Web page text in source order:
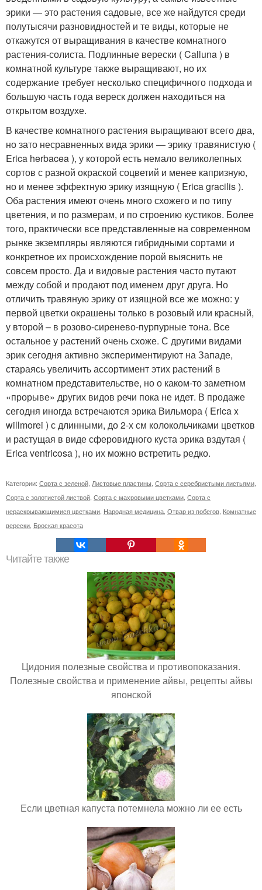
эрики — это растения садовые, все же найдутся среди
полутысячи разновидностей и те виды, которые не
откажутся от выращивания в качестве комнатного
растения-солиста. Подлинные верески ( Calluna ) в
комнатной культуре также выращивают, но их
содержание требует несколько специфичного подхода и
большую часть года вереск должен находиться на
открытом воздухе.
В качестве комнатного растения выращивают всего два,
но зато несравненных вида эрики — эрику травянистую (
Erica herbacea ), у которой есть немало великолепных
сортов с разной окраской соцветий и менее капризную,
но и менее эффектную эрику изящную ( Erica gracilis ).
Оба растения имеют очень много схожего и по типу
цветения, и по размерам, и по строению кустиков. Более
того, практически все представленные на современном
рынке экземпляры являются гибридными сортами и
конкретное их происхождение порой выяснить не
совсем просто. Да и видовые растения часто путают
между собой и продают под именем друг друга. Но
отличить травяную эрику от изящной все же можно: у
первой цветки окрашены только в розовый или красный,
у второй – в розово-сиренево-пурпурные тона. Все
остальное у растений очень схоже. С другими видами
эрик сегодня активно экспериментируют на Западе,
стараясь увеличить ассортимент этих растений в
комнатном представительстве, но о каком-то заметном
«прорыве» других видов речи пока не идет. В продаже
сегодня иногда встречаются эрика Вильмора ( Erica x
willmorei ) с длинными, до 2-х см колокольчиками цветков
и растущая в виде сферовидного куста эрика вздутая (
Erica ventricosa ), но их можно встретить редко.
Категории: Сорта с зеленой Листовые пластины Сорта с серебристыми листьями
Сорта с золотистой листвой Сорта с махровыми цветками Сорта с
нераскрывающимися цветками Народная медицина Отвар из побегов Комнатные
верески Броская красота
Читайте также
Цидония полезные свойства и противопоказания.
Полезные свойства и применение айвы, рецепты айвы
японской
Если цветная капуста потемнела можно ли ее есть